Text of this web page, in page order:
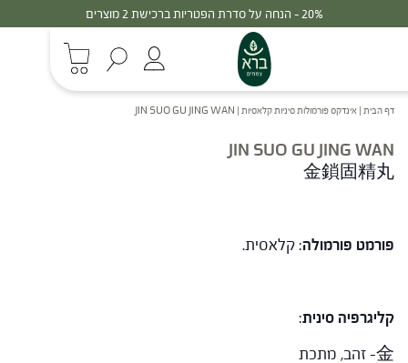
20% - הנחה על סדרת הפטריות ברכישת 2 מוצרים
דף הבית | אינדקס פורמולות סיניות קלאסיות |
JIN SUO GU JING WAN
JIN SUO GU JING WAN
金鎖固精丸
פורמט פורמולה: קלאסית.
קליגרפיה סינית:
金- זהב, מתכת